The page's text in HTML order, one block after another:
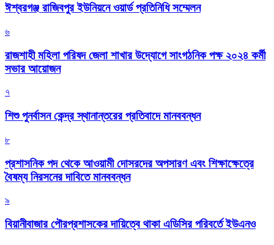
ঈশ্বরগঞ্জ রাজিবপুর ইউনিয়নে ওয়ার্ড প্রতিনিধি সম্মেলন
৬
রাজশাহী মহিলা পরিষদ জেলা শাখার উদ্যোগে সাংগঠনিক পক্ষ ২০২৪ কর্মী
সভার আয়োজন
৭
শিশু পুনর্বাসন কেন্দ্র স্থানান্তরের প্রতিবাদে মানববন্ধন
৮
প্রশাসনিক পদ থেকে আওয়ামী দোসরদের অপসারণ এবং শিক্ষাক্ষেত্রে
বৈষম্য নিরসনের দাবিতে মানববন্ধন
৯
বিয়ানীবাজার পৌরপ্রশাসকের দায়িত্বে থাকা এডিসির পরিবর্তে ইউএনও